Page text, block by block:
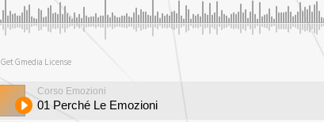
Get Gmedia License
Corso Emozioni
01 Perché Le Emozioni